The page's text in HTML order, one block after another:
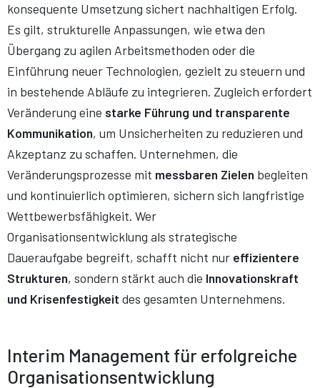
konsequente Umsetzung sichert nachhaltigen Erfolg.
Es gilt, strukturelle Anpassungen, wie etwa den
Übergang zu agilen Arbeitsmethoden oder die
Einführung neuer Technologien, gezielt zu steuern und
in bestehende Abläufe zu integrieren. Zugleich erfordert
Veränderung eine starke Führung und transparente
Kommunikation, um Unsicherheiten zu reduzieren und
Akzeptanz zu schaffen. Unternehmen, die
Veränderungsprozesse mit messbaren Zielen begleiten
und kontinuierlich optimieren, sichern sich langfristige
Wettbewerbsfähigkeit. Wer
Organisationsentwicklung als strategische
Daueraufgabe begreift, schafft nicht nur effizientere
Strukturen, sondern stärkt auch die Innovationskraft
und Krisenfestigkeit des gesamten Unternehmens.
Interim Management für erfolgreiche
Organisationsentwicklung